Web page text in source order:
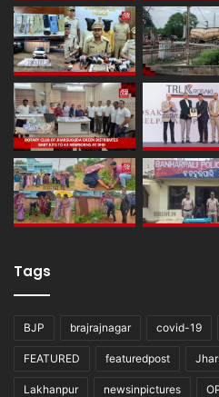
Tags
BJP brajrajnagar covid-19
FEATURED featuredpost
Lakhanpur newsinpictures